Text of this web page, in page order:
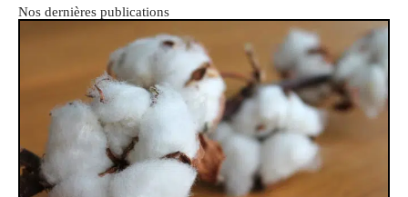
Nos dernières publications